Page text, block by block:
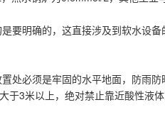
明确的，这直接涉及到软水设备
必须是牢固的水平地面，防雨防
于3米以上，绝对禁止靠近酸性液